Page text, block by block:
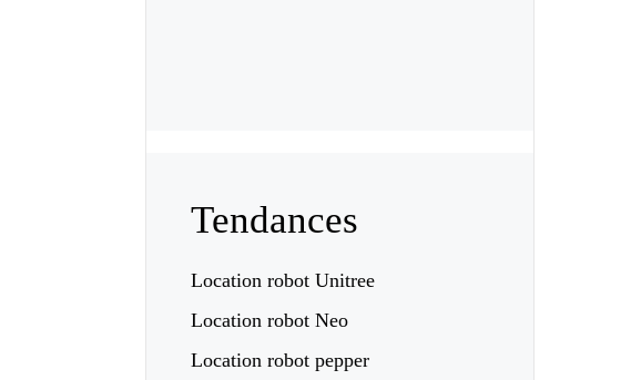
Tendances
Location robot Unitree
Location robot Neo
Location robot pepper